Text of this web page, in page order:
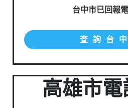
台中市已回報
查詢台
高雄市